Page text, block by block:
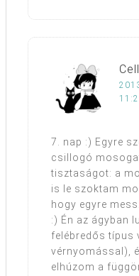
7. nap :) Egyre
csillogó
tisztaságot: a
is le szoktam
hogy egyre
:) Én az ágyban
felébredős típus
vérnyomással),
elhúzom a